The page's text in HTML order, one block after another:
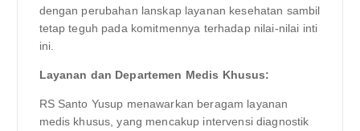
dengan perubahan lanskap layanan kesehatan sambil
tetap teguh pada komitmennya terhadap nilai-nilai inti
ini.
Layanan dan Departemen Medis Khusus:
RS Santo Yusup menawarkan beragam layanan
medis khusus, yang mencakup intervensi diagnostik